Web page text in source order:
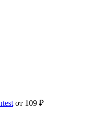
от 109 ₽